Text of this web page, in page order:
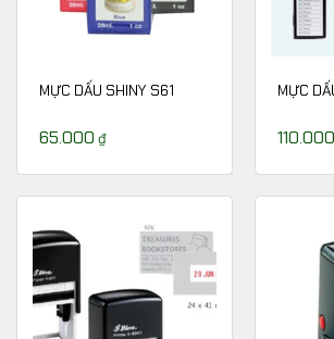
MỰC DẤU SHINY S61
65.000 ₫
MỰC
110.000